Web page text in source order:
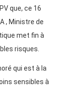
que, ce 16
, Ministre de
met fin à
risques.
qui est à la
sensibles à